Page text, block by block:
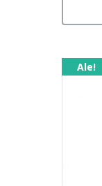
Ale!